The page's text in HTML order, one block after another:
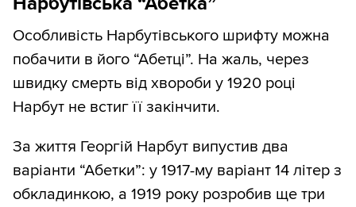
Особливість Нарбутівського шрифту можна
побачити в його “Абетці”. На жаль, через
швидку смерть від хвороби у 1920 році
Нарбут не встиг її закінчити.
За життя Георгій Нарбут випустив два
варіанти “Абетки”: у 1917-му варіант 14 літер з
обкладинкою, а 1919 року розробив ще три